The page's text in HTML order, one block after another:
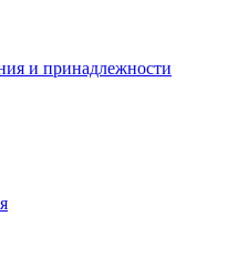
и принадлежности